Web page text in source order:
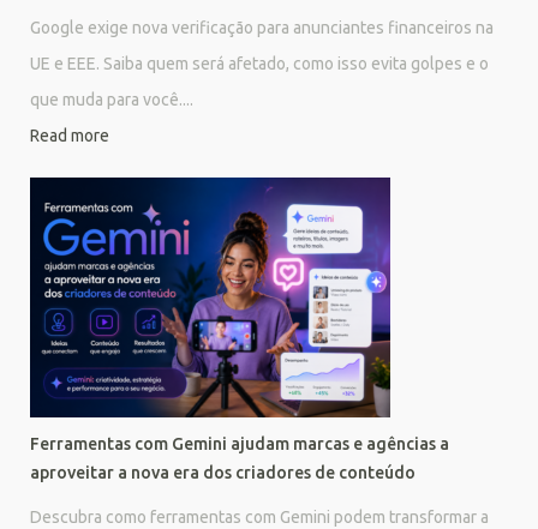
Google exige nova verificação para anunciantes financeiros na
UE e EEE. Saiba quem será afetado, como isso evita golpes e o
que muda para você....
Read more
Ferramentas com Gemini ajudam marcas e agências a
aproveitar a nova era dos criadores de conteúdo
Descubra como ferramentas com Gemini podem transformar a